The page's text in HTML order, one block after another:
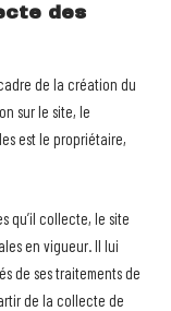
des
de la création du
sur le site, le
est le propriétaire,
qu’il collecte, le site
en vigueur. Il lui
de ses traitements de
de la collecte de